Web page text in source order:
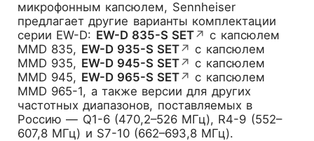
микрофонным капсюлем, Sennheiser
предлагает другие варианты комплектации
серии EW-D: EW-D 835-S SET↗ с капсюлем
MMD 835, EW-D 935-S SET↗ с капсюлем
MMD 935, EW-D 945-S SET↗ с капсюлем
MMD 945, EW-D 965-S SET↗ с капсюлем
MMD 965-1, а также версии для других
частотных диапазонов, поставляемых в
Россию — Q1-6 (470,2–526 МГц), R4-9 (552–
607,8 МГц) и S7-10 (662–693,8 МГц).